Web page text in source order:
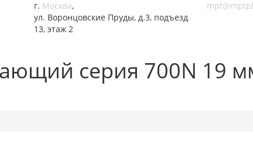
г. Москва,
ул. Воронцовские Пруды, д.3, подъезд
13, этаж 2
серия 700N 19